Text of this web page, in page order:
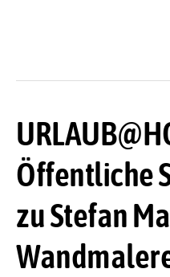
Öffentliche
zu Stefan